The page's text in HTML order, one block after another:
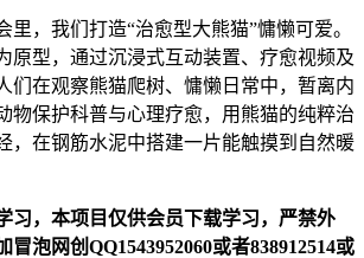
里，我们打造“治愈型大熊猫”慵懒可爱。
原型，通过沉浸式互动装置、疗愈视频及
们在观察熊猫爬树、慵懒日常中，暂离内
物保护科普与心理疗愈，用熊猫的纯粹治
，在钢筋水泥中搭建一片能触摸到自然暖
习，本项目仅供会员下载学习，严禁外
泡网创QQ1543952060或者838912514或